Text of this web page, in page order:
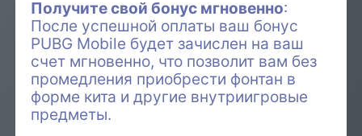
Получите свой бонус мгновенно:
После успешной оплаты ваш бонус
PUBG Mobile будет зачислен на ваш
счет мгновенно, что позволит вам без
промедления приобрести фонтан в
форме кита и другие внутриигровые
предметы.